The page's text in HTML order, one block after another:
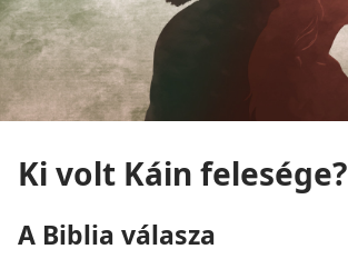
Ki volt Káin felesége?
A Biblia válasza